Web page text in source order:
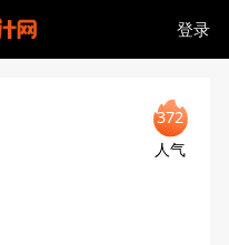
登录
372
人气